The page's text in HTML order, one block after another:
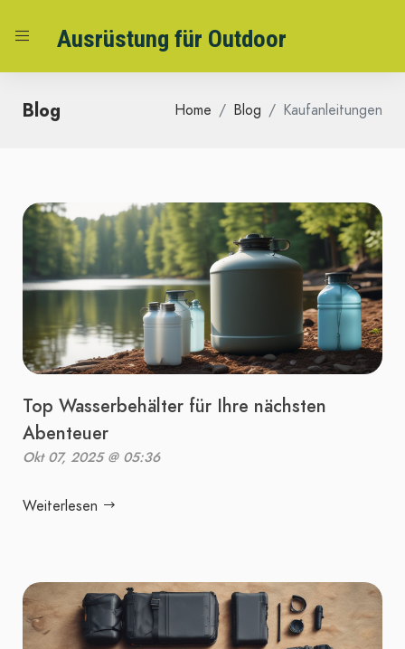
Ausrüstung für Outdoor
Blog Home Blog Kaufanleitungen
Top Wasserbehälter für Ihre nächsten
Abenteuer
Okt 07, 2025 @ 05:36
Weiterlesen